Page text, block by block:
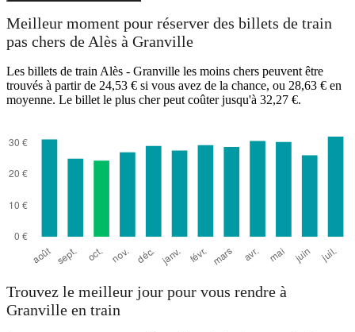
Meilleur moment pour réserver des billets de train
pas chers de Alès à Granville
Les billets de train Alès - Granville les moins chers peuvent être
trouvés à partir de 24,53 € si vous avez de la chance, ou 28,63 € en
moyenne. Le billet le plus cher peut coûter jusqu'à 32,27 €.
Trouvez le meilleur jour pour vous rendre à
Granville en train